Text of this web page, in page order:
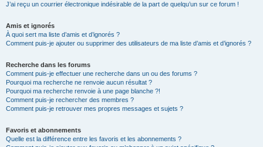
J’ai reçu un courrier électronique indésirable de la part de quelqu’un sur ce forum !
Amis et ignorés
À quoi sert ma liste d’amis et d’ignorés ?
Comment puis-je ajouter ou supprimer des utilisateurs de ma liste d’amis et d’ignorés ?
Recherche dans les forums
Comment puis-je effectuer une recherche dans un ou des forums ?
Pourquoi ma recherche ne renvoie aucun résultat ?
Pourquoi ma recherche renvoie à une page blanche ?!
Comment puis-je rechercher des membres ?
Comment puis-je retrouver mes propres messages et sujets ?
Favoris et abonnements
Quelle est la différence entre les favoris et les abonnements ?